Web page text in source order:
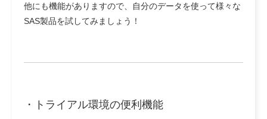
他にも機能がありますので、自分のデータを使って様々な
SAS製品を試してみましょう！
・トライアル環境の便利機能